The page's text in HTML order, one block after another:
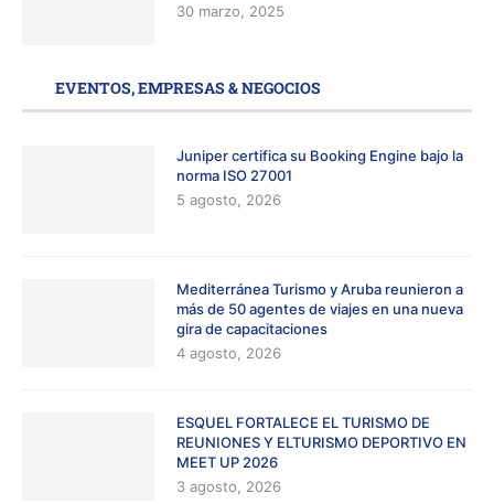
30 marzo, 2025
EVENTOS, EMPRESAS & NEGOCIOS
Juniper certifica su Booking Engine bajo la
norma ISO 27001
5 agosto, 2026
Mediterránea Turismo y Aruba reunieron a
más de 50 agentes de viajes en una nueva
gira de capacitaciones
4 agosto, 2026
ESQUEL FORTALECE EL TURISMO DE
REUNIONES Y ELTURISMO DEPORTIVO EN
MEET UP 2026
3 agosto, 2026